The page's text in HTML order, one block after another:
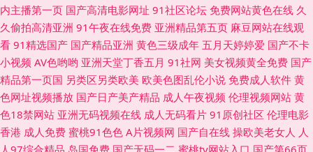
内主播第一页 国产高清电影网址 91社区论坛 免费网站黄色在线 久
久偷拍高清亚洲 91午夜在线免费 亚洲精品第五页 麻豆网站在线观
看 91精选国产 国产精品亚洲 黄色三级成年 五月天婷婷爱 国产不卡
小视频 AV色哟哟 亚洲天堂丁香五月 91社网 美女视频黄全免费 国产
精品第一页国 另类区另类欧美 欧美色图乱伦小说 免费成人软件 黄
色网址视频播放 国产日产美产精品 成人午夜视频 伦理视频网站 黄
色18禁网站 亚洲无码视频在线 成人无码看片 91原创社区 伦理电影
香港 成人免费 蜜桃91色色 A片视频网 国产自在线 操欧美老女人 人
人97综合精品 岛国免费 国产无码一二 蜜桃tv网站入口 国产第66页